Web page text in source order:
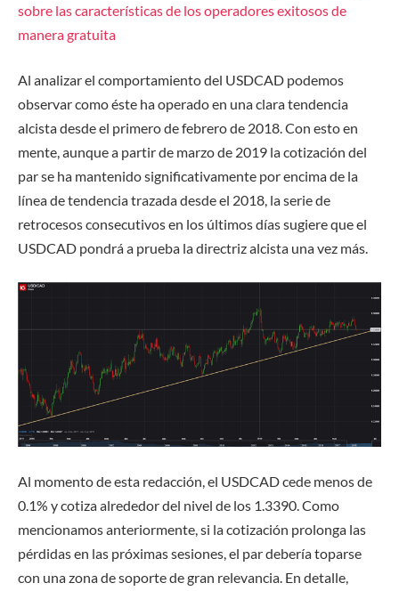
sobre las características de los operadores exitosos de
manera gratuita
Al analizar el comportamiento del USDCAD podemos
observar como éste ha operado en una clara tendencia
alcista desde el primero de febrero de 2018. Con esto en
mente, aunque a partir de marzo de 2019 la cotización del
par se ha mantenido significativamente por encima de la
línea de tendencia trazada desde el 2018, la serie de
retrocesos consecutivos en los últimos días sugiere que el
USDCAD pondrá a prueba la directriz alcista una vez más.
Al momento de esta redacción, el USDCAD cede menos de
0.1% y cotiza alrededor del nivel de los 1.3390. Como
mencionamos anteriormente, si la cotización prolonga las
pérdidas en las próximas sesiones, el par debería toparse
con una zona de soporte de gran relevancia. En detalle,